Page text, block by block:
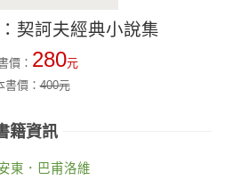
契訶夫經典小說集
價： 280元
書價：400元
籍資訊
東．巴甫洛維